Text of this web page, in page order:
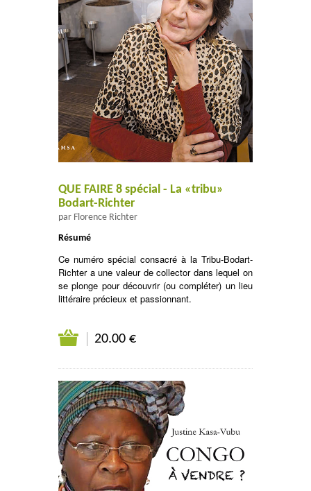
QUE FAIRE 8 spécial - La «tribu»
Bodart-Richter
par Florence Richter
Résumé
Ce numéro spécial consacré à la Tribu-Bodart-
Richter a une valeur de collector dans lequel on
se plonge pour découvrir (ou compléter) un lieu
littéraire précieux et passionnant.
20.00 €